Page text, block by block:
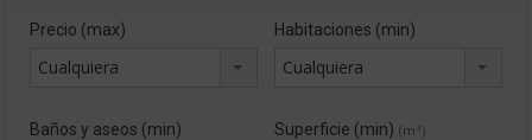
Precio (max)
Cualquiera
Habitaciones (min)
Cualquiera
Baños y aseos (min) Superficie (min) (m²)